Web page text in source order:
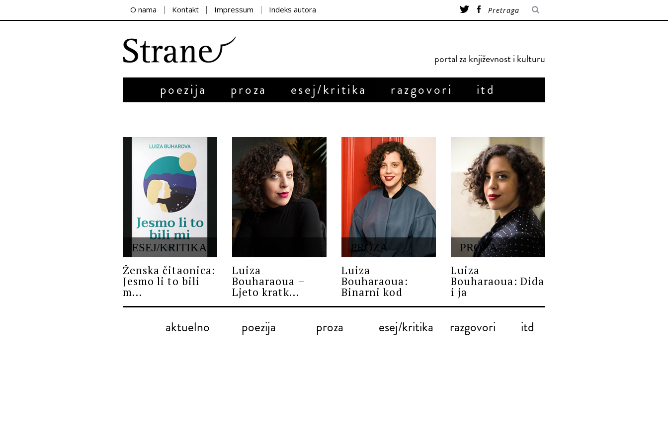
O nama Kontakt Impressum Indeks autora
portal za književnost i kulturu
poezija proza esej/kritika razgovori itd
ESEJ/KRITIKA
Ženska čitaonica:
Jesmo li to bili
m...
Luiza
Bouharaoua –
Ljeto kratk...
PROZA
Luiza
Bouharaoua:
Binarni kod
PROZA
Luiza
Bouharaoua: Dida
i ja
aktuelno poezija proza esej/kritika razgovori itd